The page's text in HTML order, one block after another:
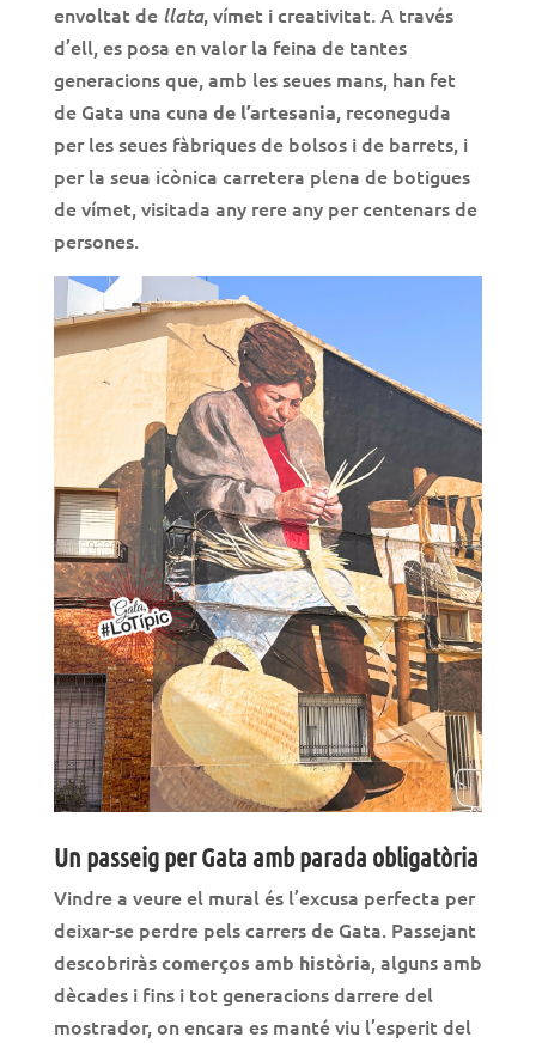
envoltat de llata, vímet i creativitat. A través
d’ell, es posa en valor la feina de tantes
generacions que, amb les seues mans, han fet
de Gata una cuna de l’artesania, reconeguda
per les seues fàbriques de bolsos i de barrets, i
per la seua icònica carretera plena de botigues
de vímet, visitada any rere any per centenars de
persones.
Un passeig per Gata amb parada obligatòria
Vindre a veure el mural és l’excusa perfecta per
deixar-se perdre pels carrers de Gata. Passejant
descobriràscomerços amb història, alguns amb
dècades i fins i tot generacions darrere del
mostrador, on encara es manté viu l’esperit del